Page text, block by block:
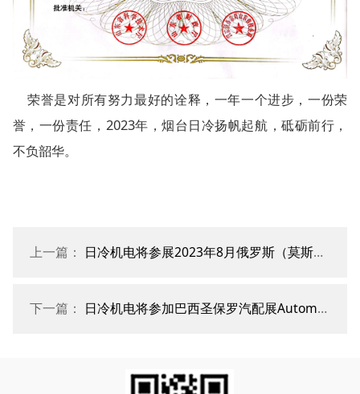
荣誉是对所有努力最好的诠释，一年一个进步，一份荣
誉，一份责任，2023年，烟台日冷扬帆起航，砥砺前行，
不负韶华。
上一篇： 日冷机电将参展2023年8月俄罗斯（莫斯科）国际汽配展 MIMS
下一篇： 日冷机电将参加巴西圣保罗汽配展Automec——EE268